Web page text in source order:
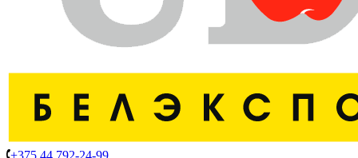
+375 44 792-24-99